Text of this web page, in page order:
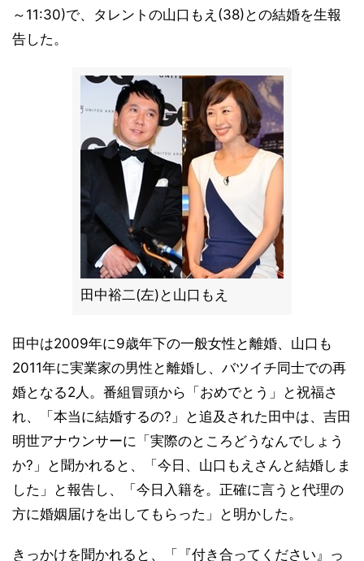
～11:30)で、タレントの山口もえ(38)との結婚を生報
告した。
田中裕二(左)と山口もえ
田中は2009年に9歳年下の一般女性と離婚、山口も
2011年に実業家の男性と離婚し、バツイチ同士での再
婚となる2人。番組冒頭から「おめでとう」と祝福さ
れ、「本当に結婚するの?」と追及された田中は、吉田
明世アナウンサーに「実際のところどうなんでしょう
か?」と聞かれると、「今日、山口もえさんと結婚しま
した」と報告し、「今日入籍を。正確に言うと代理の
方に婚姻届けを出してもらった」と明かした。
きっかけを聞かれると、「『付き合ってください』っ